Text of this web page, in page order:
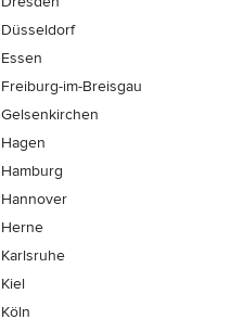
Düsseldorf
Essen
Freiburg-im-Breisgau
Gelsenkirchen
Hagen
Hamburg
Hannover
Herne
Karlsruhe
Kiel
Köln